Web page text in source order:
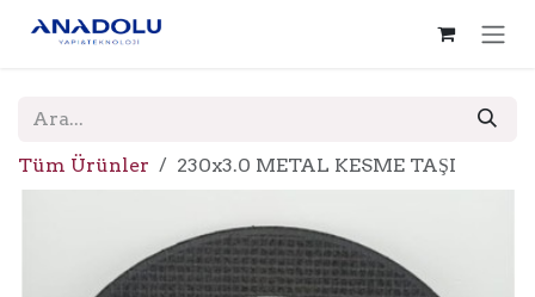
Tüm Ürünler 230x3.0 METAL KESME TAŞI